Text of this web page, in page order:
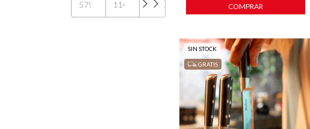
COMPRAR
SIN STOCK
GRATIS